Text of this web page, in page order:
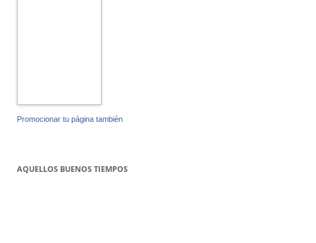
Promocionar tu página también
AQUELLOS BUENOS TIEMPOS